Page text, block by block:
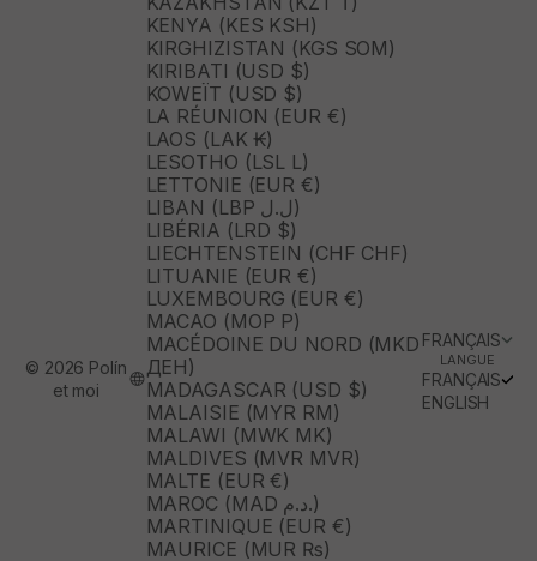
KENYA (KES KSH)
KIRGHIZISTAN (KGS SOM)
KIRIBATI (USD $)
KOWEÏT (USD $)
LA RÉUNION (EUR €)
LAOS (LAK ₭)
LESOTHO (LSL L)
LETTONIE (EUR €)
LIBAN (LBP ل.ل)
LIBÉRIA (LRD $)
LIECHTENSTEIN (CHF CHF)
LITUANIE (EUR €)
LUXEMBOURG (EUR €)
MACAO (MOP P)
MACÉDOINE DU NORD (MKD
ДЕН)
MADAGASCAR (USD $)
MALAISIE (MYR RM)
MALAWI (MWK MK)
MALDIVES (MVR MVR)
MALTE (EUR €)
MAROC (MAD د.م.)
MARTINIQUE (EUR €)
MAURICE (MUR ₨)
FRANÇAIS
LANGUE
FRANÇAIS
ENGLISH
© 2026 Polín
et moi